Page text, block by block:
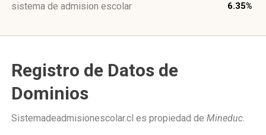
sistema de admision escolar 6.35%
Registro de Datos de
Dominios
Sistemadeadmisionescolar.cl es propiedad de Mineduc.